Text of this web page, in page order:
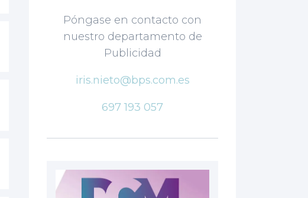
Póngase en contacto con
nuestro departamento de
Publicidad
iris.nieto@bps.com.es
697 193 057